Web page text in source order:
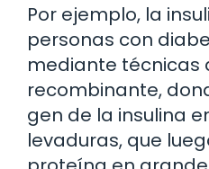
Por ejemplo, la
personas con
mediante técnicas
recombinante,
gen de la insulina
levaduras, que